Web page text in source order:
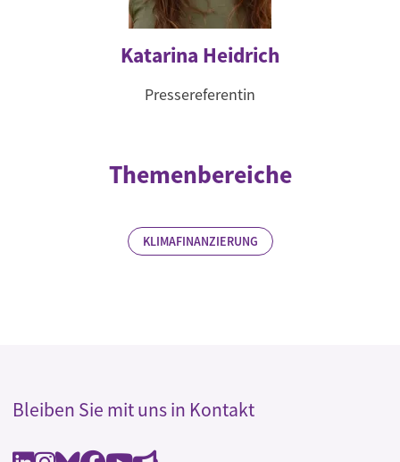
Katarina Heidrich
Pressereferentin
Themenbereiche
KLIMAFINANZIERUNG
Bleiben Sie mit uns in Kontakt